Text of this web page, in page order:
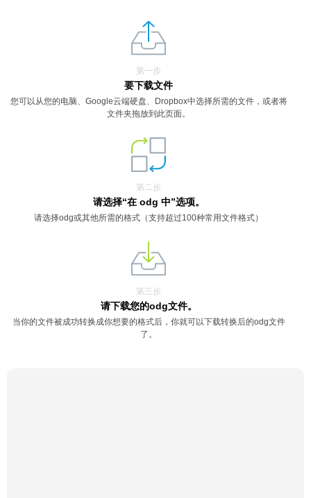
第一步
要下载文件
您可以从您的电脑、Google云端硬盘、Dropbox中选择所需的文件，或者将
文件夹拖放到此页面。
第二步
请选择“在 odg 中”选项。
请选择odg或其他所需的格式（支持超过100种常用文件格式）
第三步
请下载您的odg文件。
当你的文件被成功转换成你想要的格式后，你就可以下载转换后的odg文件
了。